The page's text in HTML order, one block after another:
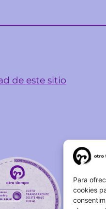
Para
cookies
de este sitio